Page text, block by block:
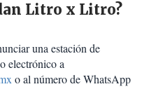
Litro x Litro?
una estación de
electrónico a
o al número de WhatsApp